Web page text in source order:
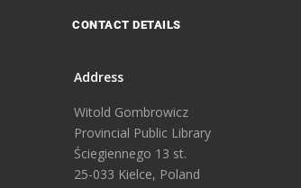
CONTACT DETAILS
Address
Witold Gombrowicz
Provincial Public Library
Ściegiennego 13 st.
25-033 Kielce, Poland